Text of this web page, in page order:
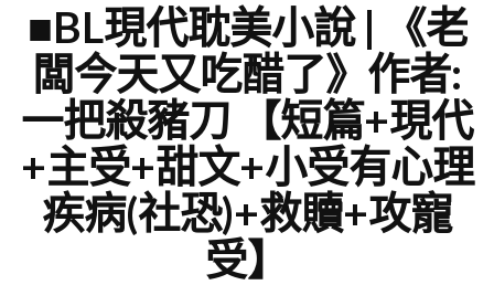
■BL現代耽美小說 | 《老
闆今天又吃醋了》作者:
一把殺豬刀 【短篇+現代
+主受+甜文+小受有心理
疾病(社恐)+救贖+攻寵
受】